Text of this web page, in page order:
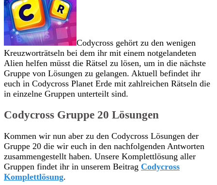
Codycross gehört zu den wenigen
Kreuzworträtseln bei dem ihr mit einem notgelandeten
Alien helfen müsst die Rätsel zu lösen, um in die nächste
Gruppe von Lösungen zu gelangen. Aktuell befindet ihr
euch in Codycross Planet Erde mit zahlreichen Rätseln die
in einzelne Gruppen unterteilt sind.
Codycross Gruppe 20 Lösungen
Kommen wir nun aber zu den Codycross Lösungen der
Gruppe 20 die wir euch in den nachfolgenden Antworten
zusammengestellt haben. Unsere Komplettlösung aller
Gruppen findet ihr in unserem Beitrag Codycross
Komplettlösung.